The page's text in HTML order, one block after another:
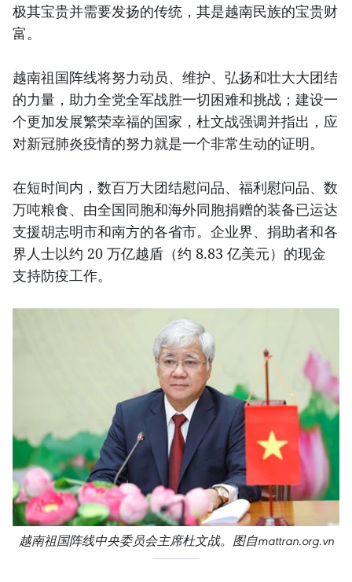
极其宝贵并需要发扬的传统，其是越南民族的宝贵财
富。
越南祖国阵线将努力动员、维护、弘扬和壮大大团结
的力量，助力全党全军战胜一切困难和挑战；建设一
个更加发展繁荣幸福的国家，杜文战强调并指出，应
对新冠肺炎疫情的努力就是一个非常生动的证明。
在短时间内，数百万大团结慰问品、福利慰问品、数
万吨粮食、由全国同胞和海外同胞捐赠的装备已运达
支援胡志明市和南方的各省市。企业界、捐助者和各
界人士以约 20 万亿越盾（约 8.83 亿美元）的现金
支持防疫工作。
越南祖国阵线中央委员会主席杜文战。图自mattran.org.vn